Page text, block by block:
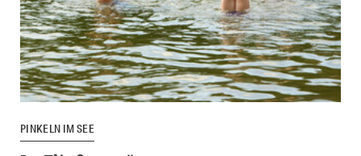
PINKELN IM SEE